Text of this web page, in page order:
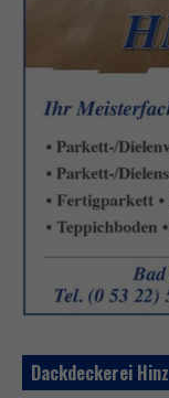
Dackdeckerei Hinz